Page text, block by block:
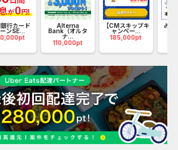
から気軽に利用可能（2025年8月12日
ィ
、ハッキングや破綻リスクから資産を保
い貸借料率
安定したパフォーマンスで最大年利10%
行カード
ンSE...
Alterna
Bank（オルタ
ナ...
110,000pt
【CMスキップキ
ャンペー...
185,000pt
みず